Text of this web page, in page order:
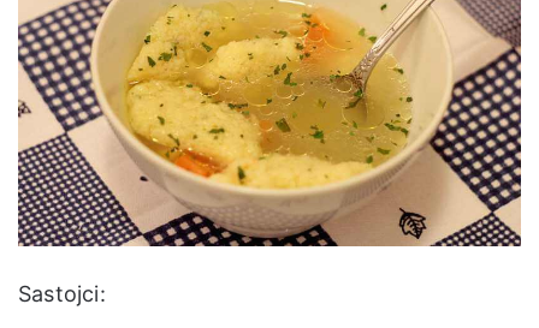
Sastojci: